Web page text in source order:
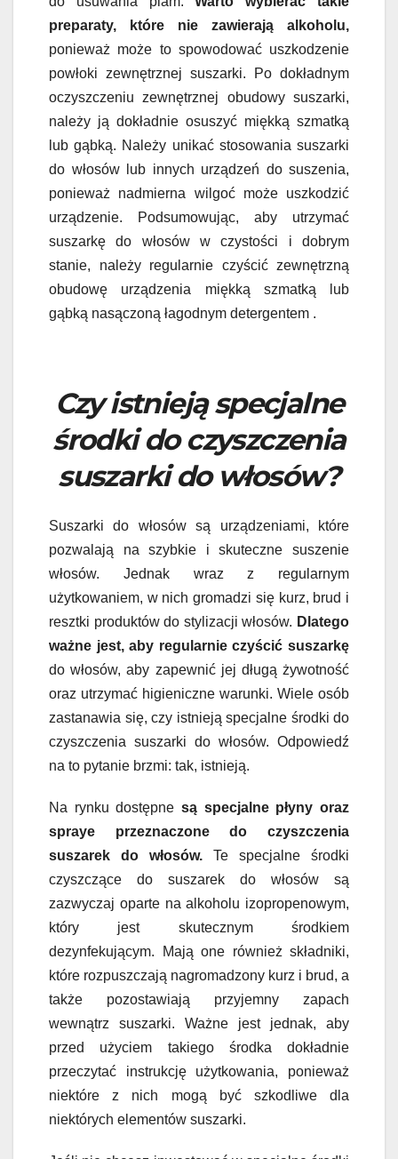
preparaty, które nie zawierają alkoholu,
ponieważ może to spowodować uszkodzenie
powłoki zewnętrznej suszarki. Po dokładnym
oczyszczeniu zewnętrznej obudowy suszarki,
należy ją dokładnie osuszyć miękką szmatką
lub gąbką. Należy unikać stosowania suszarki
do włosów lub innych urządzeń do suszenia,
ponieważ nadmierna wilgoć może uszkodzić
urządzenie. Podsumowując, aby utrzymać
suszarkę do włosów w czystości i dobrym
stanie, należy regularnie czyścić zewnętrzną
obudowę urządzenia miękką szmatką lub
gąbką nasączoną łagodnym detergentem .
Czy istnieją specjalne
środki do czyszczenia
suszarki do włosów?
Suszarki do włosów są urządzeniami, które
pozwalają na szybkie i skuteczne suszenie
włosów. Jednak wraz z regularnym
użytkowaniem, w nich gromadzi się kurz, brud i
resztki produktów do stylizacji włosów. Dlatego
ważne jest, aby regularnie czyścić suszarkę
do włosów, aby zapewnić jej długą żywotność
oraz utrzymać higieniczne warunki. Wiele osób
zastanawia się, czy istnieją specjalne środki do
czyszczenia suszarki do włosów. Odpowiedź
na to pytanie brzmi: tak, istnieją.
Na rynku dostępne są specjalne płyny oraz
spraye przeznaczone do czyszczenia
suszarek do włosów. Te specjalne środki
czyszczące do suszarek do włosów są
zazwyczaj oparte na alkoholu izopropenowym,
który jest skutecznym środkiem
dezynfekującym. Mają one również składniki,
które rozpuszczają nagromadzony kurz i brud, a
także pozostawiają przyjemny zapach
wewnątrz suszarki. Ważne jest jednak, aby
przed użyciem takiego środka dokładnie
przeczytać instrukcję użytkowania, ponieważ
niektóre z nich mogą być szkodliwe dla
niektórych elementów suszarki.